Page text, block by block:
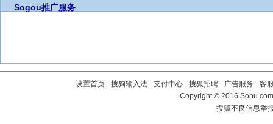
Sogou推广服务
设置首页 - 搜狗输入法 - 支付中心 - 搜狐招聘 - 广告服务 - 客
Copyright©2016
搜狐不良信息举